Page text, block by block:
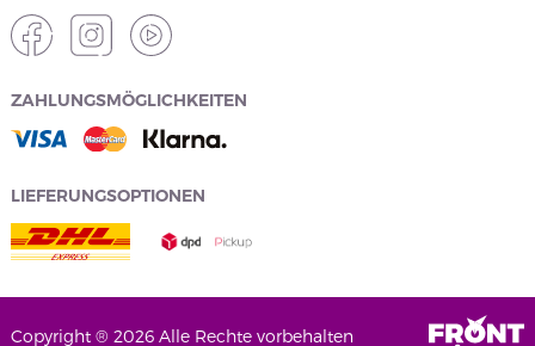
ZAHLUNGSMÖGLICHKEITEN
LIEFERUNGSOPTIONEN
Copyright ® 2026 Alle Rechte vorbehalten